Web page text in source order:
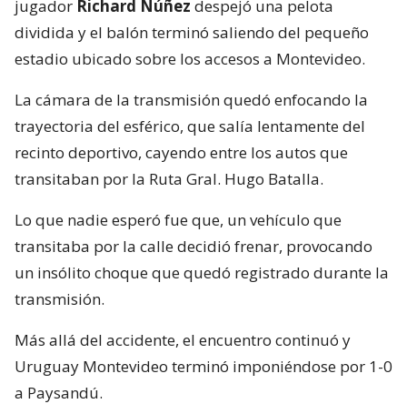
jugador Richard Núñez despejó una pelota
dividida y el balón terminó saliendo del pequeño
estadio ubicado sobre los accesos a Montevideo.
La cámara de la transmisión quedó enfocando la
trayectoria del esférico, que salía lentamente del
recinto deportivo, cayendo entre los autos que
transitaban por la Ruta Gral. Hugo Batalla.
Lo que nadie esperó fue que, un vehículo que
transitaba por la calle decidió frenar, provocando
un insólito choque que quedó registrado durante la
transmisión.
Más allá del accidente, el encuentro continuó y
Uruguay Montevideo terminó imponiéndose por 1-0
a Paysandú.